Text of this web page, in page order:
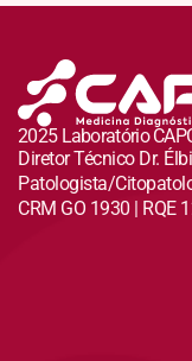
2025 Laboratório
Diretor Técnico Dr.
Patologista/
CRM GO 1930 | RQE